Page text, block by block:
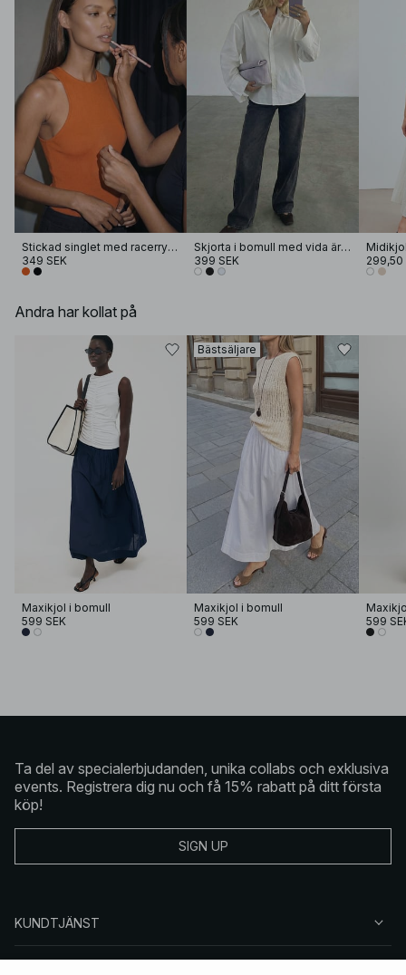
Stickad singlet med racerrygg
349 SEK
Skjorta i bomull med vida ärmar
399 SEK
299,50
Andra har kollat på
Maxikjol i bomull
599 SEK
Bästsäljare
Maxikjol i bomull
599 SEK
599
Ta del av specialerbjudanden, unika collabs och exklusiva
events. Registrera dig nu och få 15% rabatt på ditt första
köp!
SIGN UP
KUNDTJÄNST